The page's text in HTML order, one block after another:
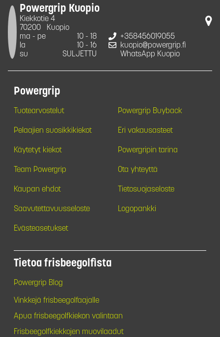
Powergrip Kuopio
Kiekkotie 4
70200
Kuopio
ma - pe
10 - 18
la
10 - 16
su
SULJETTU
+358456019055
kuopio@powergrip.fi
WhatsApp Kuopio
Powergrip
Tuotearvostelut Powergrip Buyback
Pelaajien suosikkikiekot Eri vakausasteet
Käytetyt kiekot Powergripin tarina
Team Powergrip Ota yhteyttä
Kaupan ehdot Tietosuojaseloste
Saavutettavuusseloste Logopankki
Evästeasetukset
Tietoa frisbeegolfista
Powergrip Blog
Vinkkejä frisbeegolfaajalle
Apua frisbeegolfkiekon valintaan
Frisbeegolfkiekkojen muovilaadut